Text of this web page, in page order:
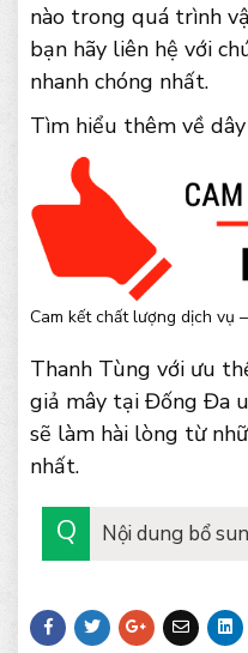
nào trong quá trình
bạn hãy liên hệ với
nhanh chóng nhất.
Tìm hiểu thêm về
Cam kết chất lượng dịch vụ
Thanh Tùng với ưu
giả mây tại Đống Đa
sẽ làm hài lòng từ
nhất.
Nội dung bổ